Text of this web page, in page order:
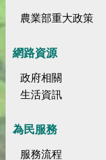
農業部重大政策
網路資源
政府相關
生活資訊
為民服務
服務流程